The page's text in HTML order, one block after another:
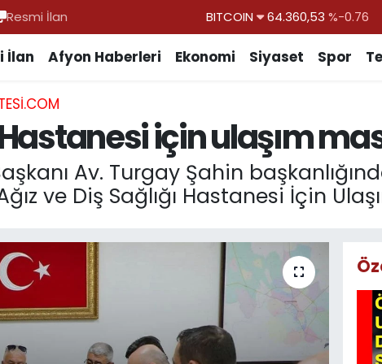
Resmi İlan DOLAR 47,7069 %0.17
BİST100
13.887%64
BITCOIN
64.360,53 %-0.76
İlan Afyon Haberleri Ekonomi Siyaset Spor
Hastanesi için ulaşım
Av. Turgay Şahin
ve Diş Sağlığı Hastanesi İçin